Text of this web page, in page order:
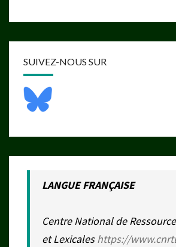
SUIVEZ-NOUS SUR
LANGUE FRANÇAISE
Centre National de
et Lexicaleshttps://